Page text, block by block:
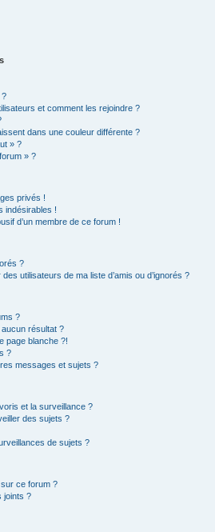
?
et comment les rejoindre ?
dans une couleur différente ?
» ?
» ?
privés !
indésirables !
d’un membre de ce forum !
?
utilisateurs de ma liste d’amis ou d’ignorés ?
?
résultat ?
page blanche ?!
?
messages et sujets ?
et la surveillance ?
des sujets ?
de sujets ?
ce forum ?
joints ?